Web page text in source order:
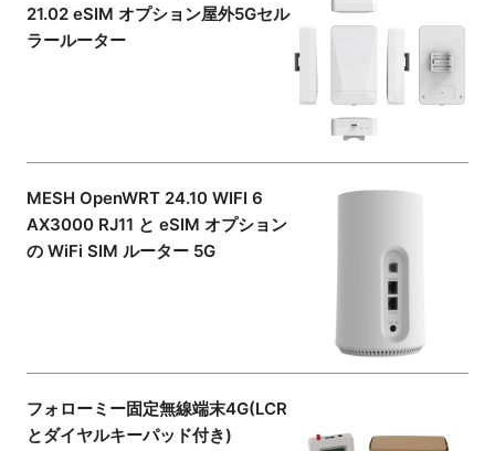
21.02 eSIM オプション屋外5Gセル
ラールーター
MESH OpenWRT 24.10 WIFI 6
AX3000 RJ11 と eSIM オプション
の WiFi SIM ルーター 5G
フォローミー固定無線端末4G(LCR
とダイヤルキーパッド付き)